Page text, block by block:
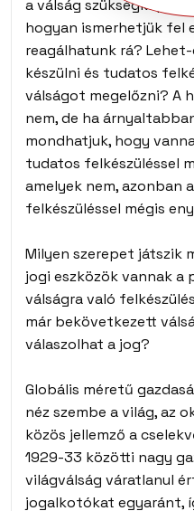
a válság
hogyan ismerhetjük fel
reagálhatunk rá?
készülni és tudatos
válságot megelőzni? A
nem, de ha
mondhatjuk, hogy
tudatos felkészüléssel
amelyek nem, azonban
felkészüléssel mégis
Milyen szerepet játszik
jogi eszközök vannak a
válságra való
már bekövetkezett
válaszolhat a jog?
Globális méretű
néz szembe a világ, az
közös jellemző a
1929-33 közötti nagy
világválság váratlanul
jogalkotókat egyaránt,